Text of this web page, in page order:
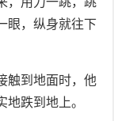
眼，纵身就往下
触到地面时，他
跌到地上。